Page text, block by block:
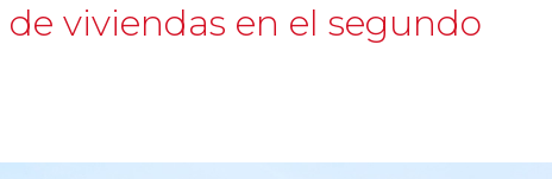
viviendas en el segundo